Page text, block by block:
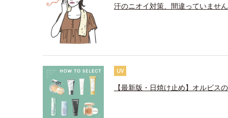
汗のニオイ対策、間違っていませ
UV
【最新版・日焼け止め】オルビス